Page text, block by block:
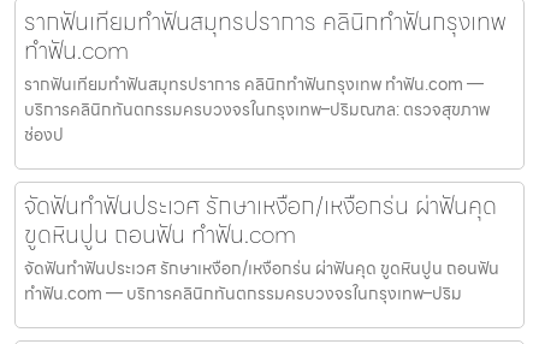
รากฟันเทียมทำฟันสมุทรปราการ คลินิกทำฟันกรุงเทพ
ทำฟัน.com
รากฟันเทียมทำฟันสมุทรปราการ คลินิกทำฟันกรุงเทพ ทำฟัน.com —
บริการคลินิกทันตกรรมครบวงจรในกรุงเทพ–ปริมณฑล: ตรวจสุขภาพ
ช่องป
จัดฟันทำฟันประเวศ รักษาเหงือก/เหงือกร่น ผ่าฟันคุด
ขูดหินปูน ถอนฟัน ทำฟัน.com
จัดฟันทำฟันประเวศ รักษาเหงือก/เหงือกร่น ผ่าฟันคุด ขูดหินปูน ถอนฟัน
ทำฟัน.com — บริการคลินิกทันตกรรมครบวงจรในกรุงเทพ–ปริม